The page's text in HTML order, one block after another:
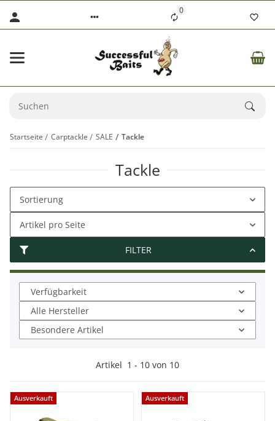
0
Startseite Carptackle SALE Tackle
Tackle
FILTER
Sortierung
Artikel pro Seite
Verfügbarkeit
Alle Hersteller
Besondere Artikel
Artikel 1 - 10 von 10
Ausverkauft Ausverkauft